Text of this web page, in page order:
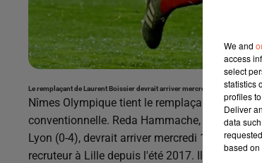
Le remplaçant de Laurent Boissier devrait arriver mercredi en
Nîmes Olympique tient le remplaçant de
conventionnelle. Reda Hammache, qui était
Lyon (0-4), devrait arriver mercredi 18
recruteur à Lille depuis l'été 2017. Il a
We and
access
select
statistics
profiles
Deliver
data
based on